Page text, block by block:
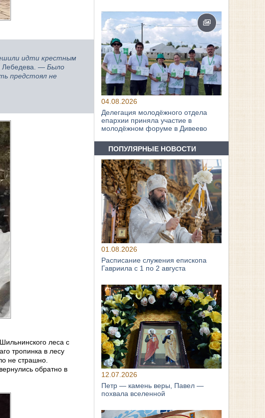
идти крестным
Лебедева. — Было
предстоял не
леса с
тропинка в лесу
не страшно.
обратно в
04.08.2026
Делегация молодёжного отдела
епархии приняла участие в
молодёжном форуме в Дивеево
ПОПУЛЯРНЫЕ НОВОСТИ
01.08.2026
Расписание служения епископа
Гавриила с 1 по 2 августа
12.07.2026
Петр — камень веры, Павел —
похвала вселенной